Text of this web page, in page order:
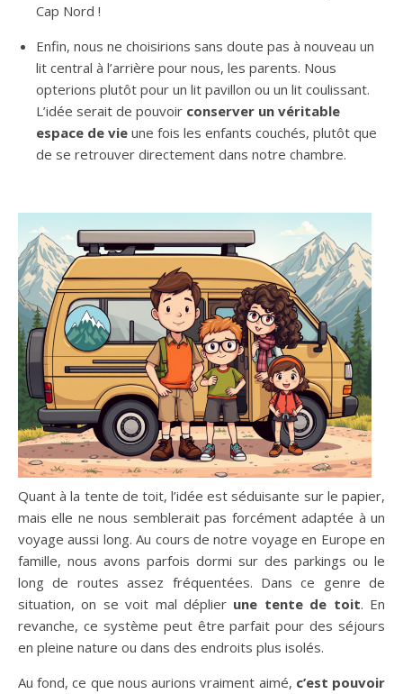
Cap Nord !
Enfin, nous ne choisirions sans doute pas à nouveau un
lit central à l’arrière pour nous, les parents. Nous
opterions plutôt pour un lit pavillon ou un lit coulissant.
L’idée serait de pouvoir conserver un véritable
espace de vie une fois les enfants couchés, plutôt que
de se retrouver directement dans notre chambre.
Quant à la tente de toit, l’idée est séduisante sur le papier,
mais elle ne nous semblerait pas forcément adaptée à un
voyage aussi long. Au cours de notre voyage en Europe en
famille, nous avons parfois dormi sur des parkings ou le
long de routes assez fréquentées. Dans ce genre de
situation, on se voit mal déplier une tente de toit. En
revanche, ce système peut être parfait pour des séjours
en pleine nature ou dans des endroits plus isolés.
Au fond, ce que nous aurions vraiment aimé, c’est pouvoir